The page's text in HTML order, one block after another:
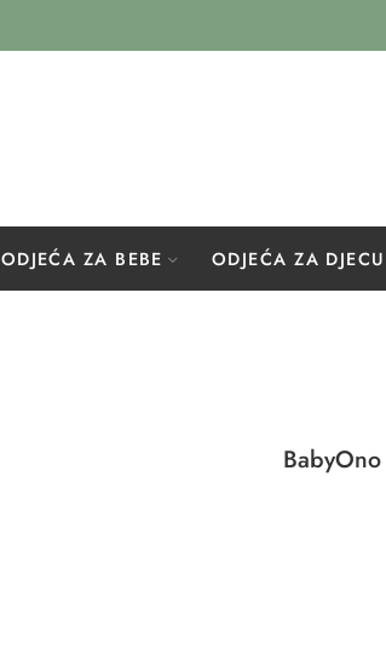
ODJEĆA ZA BEBE ODJEĆA ZA DJECU